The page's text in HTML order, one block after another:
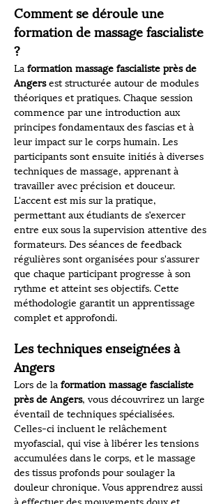
Comment se déroule une
formation de massage fascialiste
?
La formation massage fascialiste près de
Angers est structurée autour de modules
théoriques et pratiques. Chaque session
commence par une introduction aux
principes fondamentaux des fascias et à
leur impact sur le corps humain. Les
participants sont ensuite initiés à diverses
techniques de massage, apprenant à
travailler avec précision et douceur.
L'accent est mis sur la pratique,
permettant aux étudiants de s’exercer
entre eux sous la supervision attentive des
formateurs. Des séances de feedback
régulières sont organisées pour s'assurer
que chaque participant progresse à son
rythme et atteint ses objectifs. Cette
méthodologie garantit un apprentissage
complet et approfondi.
Les techniques enseignées à
Angers
Lors de la formation massage fascialiste
près de Angers, vous découvrirez un large
éventail de techniques spécialisées.
Celles-ci incluent le relâchement
myofascial, qui vise à libérer les tensions
accumulées dans le corps, et le massage
des tissus profonds pour soulager la
douleur chronique. Vous apprendrez aussi